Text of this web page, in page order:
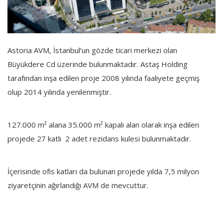
Astoria AVM, İstanbul’un gözde ticari merkezi olan
Büyükdere Cd üzerinde bulunmaktadır. Astaş Holding
tarafından inşa edilen proje 2008 yılında faaliyete geçmiş
olup 2014 yılında yenilenmiştir.
127.000 m² alana 35.000 m² kapalı alan olarak inşa edilen
projede 27 katlı 2 adet rezidans kulesi bulunmaktadır.
İçerisinde ofis katları da bulunan projede yılda 7,5 milyon
ziyaretçinin ağırlandığı AVM de mevcuttur.